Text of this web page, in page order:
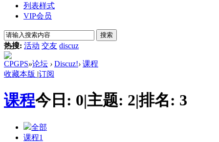
列表样式
VIP会员
搜索
热搜: 活动 交友 discuz
CPGPS»论坛 › Discuz!› 课程
收藏本版 |订阅
课程今日: 0|主题: 2|排名: 3
全部
课程1